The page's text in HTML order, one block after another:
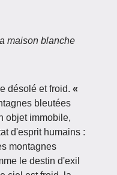
maison blanche
désolé et froid. «
bleutées
objet immobile,
d'esprit humains :
montagnes
le destin d'exil